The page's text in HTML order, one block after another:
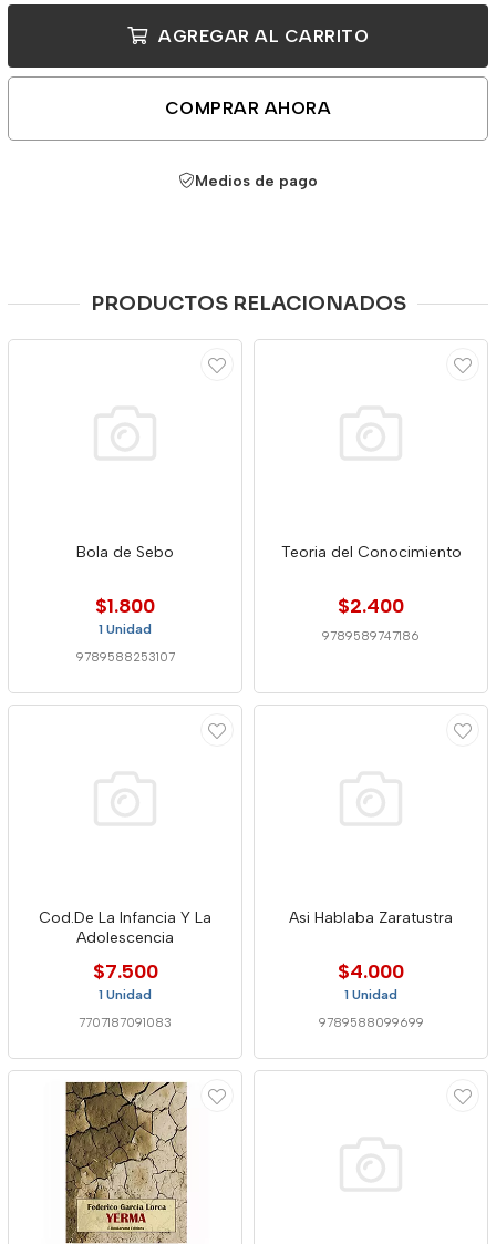
AGREGAR AL CARRITO
COMPRAR AHORA
Medios de pago
PRODUCTOS RELACIONADOS
Bola de Sebo
$1.800
1 Unidad
9789588253107
Teoria del Conocimiento
$2.400
9789589747186
Cod.De La Infancia Y La
Adolescencia
$7.500
1 Unidad
7707187091083
Asi Hablaba Zaratustra
$4.000
1 Unidad
9789588099699